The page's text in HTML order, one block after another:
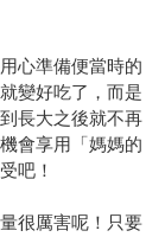
心準備便當時的
變好吃了，而是
長大之後就不再
會享用「媽媽的
吧！
很厲害呢！只要